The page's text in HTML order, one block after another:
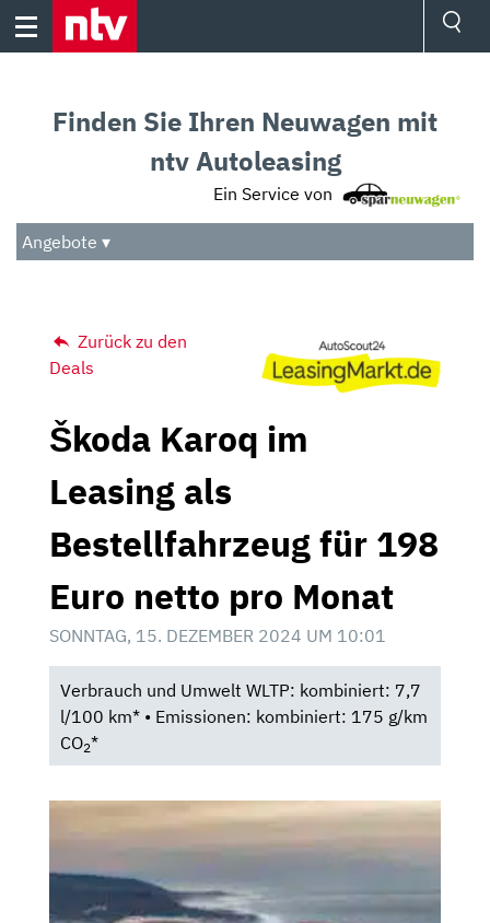
Skip
Audio
Das Beste
Finden Sie Ihren Neuwagen mit
ntv Autoleasing
Ein Service von
Angebote ▾
Zurück zu den
Deals
Škoda Karoq im
Leasing als
Bestellfahrzeug für 198
Euro netto pro Monat
SONNTAG, 15. DEZEMBER 2024 UM 10:01
Verbrauch und Umwelt WLTP: kombiniert: 7,7
l/100 km* • Emissionen: kombiniert: 175 g/km
CO2*